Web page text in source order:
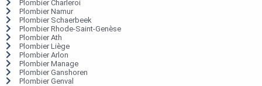
Plombier Charleroi
Plombier Namur
Plombier Schaerbeek
Plombier Rhode-Saint-Genèse
Plombier Ath
Plombier Liège
Plombier Arlon
Plombier Manage
Plombier Ganshoren
Plombier Genval